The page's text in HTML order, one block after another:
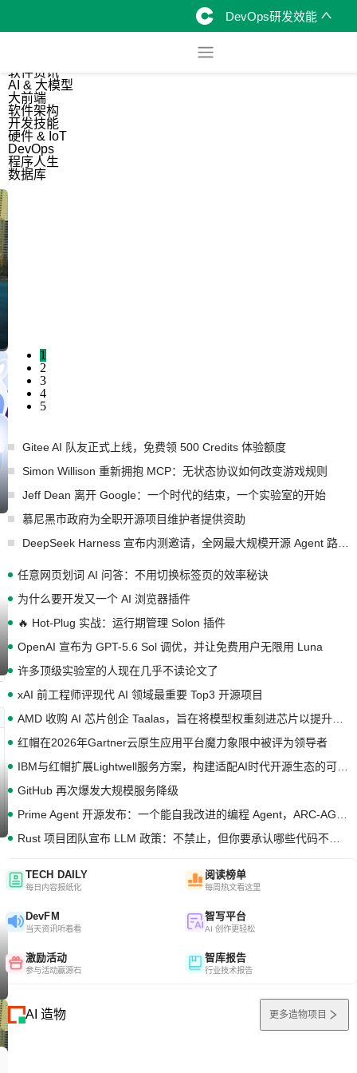
DevOps研发效能
软件资讯
AI & 大模型
大前端
软件架构
开发技能
硬件 & IoT
DevOps
程序人生
数据库
1
2
3
4
5
Gitee AI 队友正式上线，免费领 500 Credits 体验额度
Simon Willison 重新拥抱 MCP：无状态协议如何改变游戏规则
Jeff Dean 离开 Google：一个时代的结束，一个实验室的开始
慕尼黑市政府为全职开源项目维护者提供资助
任意网页划词 AI 问答：不用切换标签页的效率秘诀
为什么要开发又一个 AI 浏览器插件
🔥 Hot-Plug 实战：运行期管理 Solon 插件
OpenAI 宣布为 GPT-5.6 Sol 调优，并让免费用户无限用 Luna
许多顶级实验室的人现在几乎不读论文了
xAI 前工程师评现代 AI 领域最重要 Top3 开源项目
红帽在2026年Gartner云原生应用平台魔力象限中被评为领导者
GitHub 再次爆发大规模服务降级
TECH DAILY
每日内容报纸化
阅读榜单
每周热文看这里
DevFM
当天资讯听着看
智写平台
AI 创作更轻松
激励活动
参与活动赢源石
智库报告
行业技术报告
AI 造物 更多造物项目